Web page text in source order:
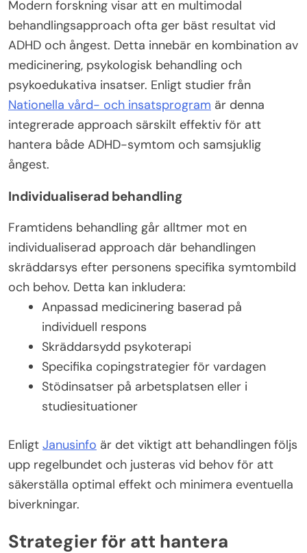
Modern forskning visar att en multimodal
behandlingsapproach ofta ger bäst resultat vid
ADHD och ångest. Detta innebär en kombination av
medicinering, psykologisk behandling och
psykoedukativa insatser. Enligt studier från
Nationella vård- och insatsprogram är denna
integrerade approach särskilt effektiv för att
hantera både ADHD-symtom och samsjuklig
ångest.
Individualiserad behandling
Framtidens behandling går alltmer mot en
individualiserad approach där behandlingen
skräddarsys efter personens specifika symtombild
och behov. Detta kan inkludera:
Anpassad medicinering baserad på
individuell respons
Skräddarsydd psykoterapi
Specifika copingstrategier för vardagen
Stödinsatser på arbetsplatsen eller i
studiesituationer
Enligt Janusinfo är det viktigt att behandlingen följs
upp regelbundet och justeras vid behov för att
säkerställa optimal effekt och minimera eventuella
biverkningar.
Strategier för att hantera